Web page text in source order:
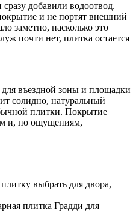
добавили водоотвод.
и не портят внешний
заметно, насколько это
почти нет, плитка остается
въездной зоны и площадки
солидно, натуральный
плитки. Покрытие
и, по ощущениям,
выбрать для двора,
плитка Градди для